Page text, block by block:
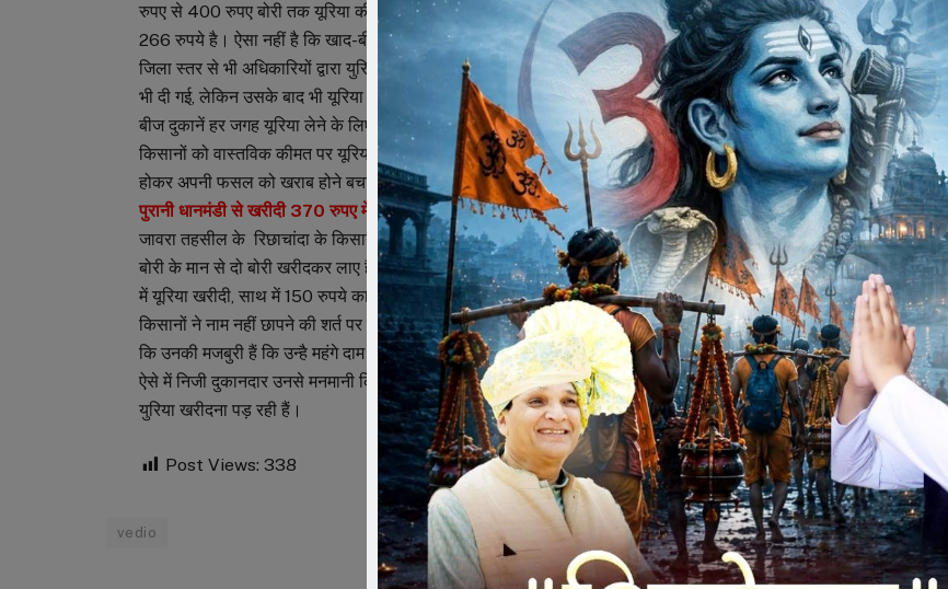
रुपए से 400 रुपए बोरी तक यूरिया की कीमत वसूली जा रही है, जबकि 45 से 50 किलो की यूरिया की बोरी की निर्धारित कीमत
266 रुपये है। ऐसा नहीं है कि खाद-बीज दुकानों पर चल रही इस तरह की अनियमितता की जानकारी अधिकारियों को नहीं है।
जिला स्तर से भी अधिकारियों द्वारा युरिया की कालाबाजारी करने वाले खाद-बीज विक्रेताओं के लायसेंस निरस्त करने की चेतावनी
भी दी गई, लेकिन उसके बाद भी यूरिया की कालाबाजारी पर अंकुश नहीं लगाया जा सका है। शहर हो या ग्रामीण क्षेत्रों की खाद-
बीज दुकानें हर जगह यूरिया लेने के लिए पहुंचने वाले किसान से तय दाम से 100 रुपए अधिक दाम वसूले जा रहे हैं। जो दुकानदार
किसानों को वास्तविक कीमत पर यूरिया दे रहे हैं वे यूरिया के साथ अन्य खाद खरीदने की शर्त रख रहे हैं। ऐसे में किसान मजबुर
होकर अपनी फसल को खराब होने बचाने के लिए दुकानदारों की शर्त मान रहा हैं, या अधिक दाम पर युरिया खरीद रहा हैं।
पुरानी धानमंडी से खरीदी 370 रुपए में बोरी –
जावरा तहसील के रिछाचांदा के किसान रमेश धनगर ने बताया कि पुरानी धानमंडी स्थित दुकान से युरिया की बोरी 370 रुपए प्रति
बोरी के मान से दो बोरी खरीदकर लाए हैं, वहीं लुहारी के प्रेमचंद ने बताया कि वे गुलशन गार्डन के सामने स्थित दुकान से 350 रुपये
में यूरिया खरीदी, साथ में 150 रुपये का अन्य पाउच भी जबरजस्ती दिया, नहीं लेने पर यूरिया नहीं देने कि बात कही l कुछ अन्य
किसानों ने नाम नहीं छापने की शर्त पर बताया कि वे भी 350 से 370 रुपए के दाम पर युरिया खरीदकर लाए हैं, किसानों ने बताया
कि उनकी मजबुरी हैं कि उन्है महंगे दाम पर युरिया खरीदना पड़ रहा हैं। क्यों कि सरकारी गोदाम पर युरिया समय पर मिलता नहीं हैं,
ऐसे में निजी दुकानदार उनसे मनमानी किमत वसुल करते हैं। फसल खराब ना हो ऐसे में मजबुर होकर उन्है दुकानदारों के मांगे दाम पर
युरिया खरीदना पड़ रही हैं।
Post Views: 338
vedio